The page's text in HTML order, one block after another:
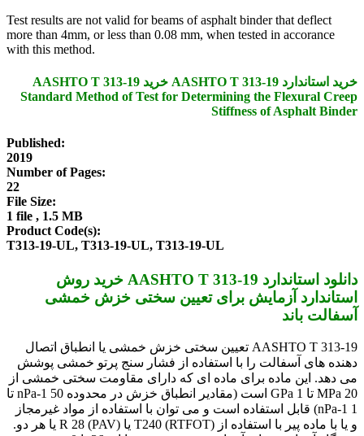
Test results are not valid for beams of asphalt binder that deflect
more than 4mm, or less than 0.08 mm, when tested in accorance
with this method.
خرید استاندارد AASHTO T 313-19 خرید AASHTO T 313-19
Standard Method of Test for Determining the Flexural Creep
Stiffness of Asphalt Binder
Published:
2019
Number of Pages:
22
File Size:
1 file , 1.5 MB
Product Code(s):
T313-19-UL, T313-19-UL, T313-19-UL
دانلود استاندارد AASHTO T 313-19 خرید روش
استاندارد آزمایش برای تعیین سختی خزش خمشی
آسفالت باند
AASHTO T 313-19 تعیین سختی خزش خمشی یا انطباق اتصال
دهنده های آسفالت را با استفاده از فشار سنج پرتو خمشی پوشش
می دهد. این ماده برای ماده ای که دارای مقاومت سختی خمشی از
20 MPa تا 1 GPa است (مقادیر انطباق خزش در محدوده 50 nPa-1 تا
1 nPa-1) قابل استفاده است و می توان با استفاده از مواد غیرمجاز
و یا با ماده پیر با استفاده از T240 (RTFOT) یا R 28 (PAV) یا هر دو.